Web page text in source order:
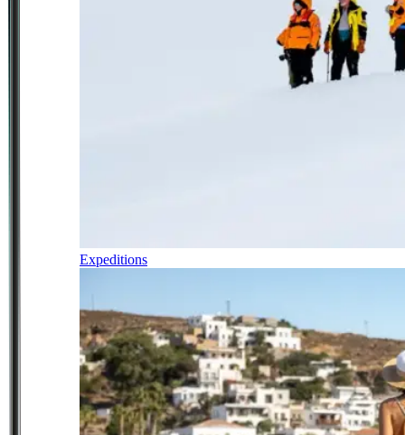
Expeditions